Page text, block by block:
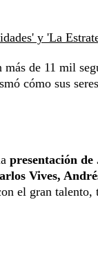
y 'La
de 11 mil
cómo sus
presentación
Vives,
el gran